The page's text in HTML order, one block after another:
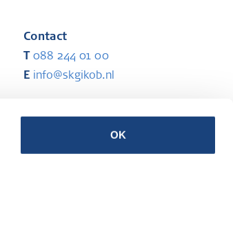
OK
Contact
T 088 244 01 00
Einfo@skgikob.nl
Partners